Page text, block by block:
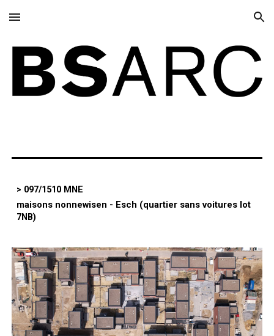
Skip to main content Skip to navigation
> 097/1510 MNE
maisons nonnewisen - Esch (quartier sans voitures lot
7NB)